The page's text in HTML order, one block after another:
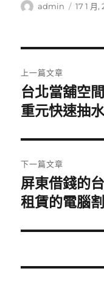
作
admin
發
17 1 月,
章
導
覽
上一篇文章
上
一
文
章:
台北當舖空
重元快速抽
下一篇文章
下
一
文
屏東借錢的
租賃的電腦